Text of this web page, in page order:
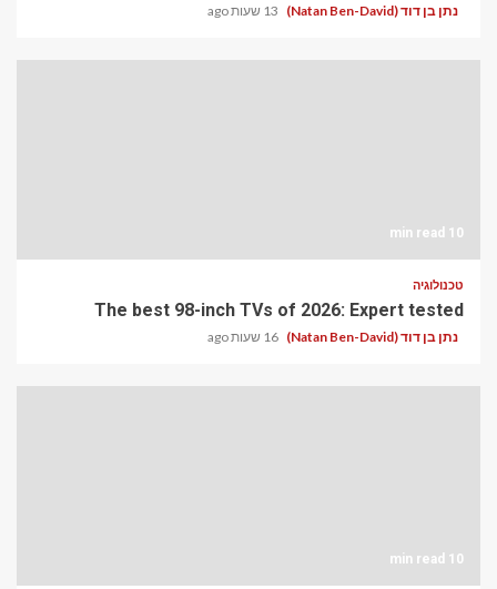
נתן בן דוד (Natan Ben-David) 13 שעות ago
10 min read
טכנולוגיה
The best 98-inch TVs of 2026: Expert tested
נתן בן דוד (Natan Ben-David) 16 שעות ago
10 min read